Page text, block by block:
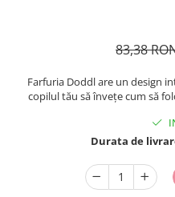
83,38
Farfuria Doddl are un design
copilul tău să învețe cum să
Durata de